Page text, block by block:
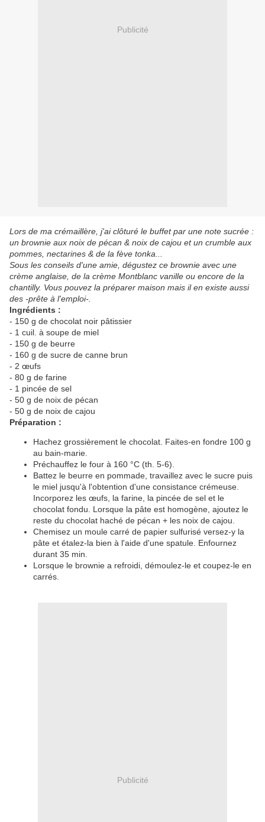
Publicité
Lors de ma crémaillère, j'ai clôturé le buffet par une note sucrée :
un brownie aux noix de pécan & noix de cajou et un crumble aux
pommes, nectarines & de la fève tonka...
Sous les conseils d'une amie, dégustez ce brownie avec une
crème anglaise, de la crème Montblanc vanille ou encore de la
chantilly. Vous pouvez la préparer maison mais il en existe aussi
des -prête à l'emploi-.
Ingrédients :
- 150 g de chocolat noir pâtissier
- 1 cuil. à soupe de miel
- 150 g de beurre
- 160 g de sucre de canne brun
- 2 œufs
- 80 g de farine
- 1 pincée de sel
- 50 g de noix de pécan
- 50 g de noix de cajou
Préparation :
Hachez grossièrement le chocolat. Faites-en fondre 100 g
au bain-marie.
Préchauffez le four à 160 °C (th. 5-6).
Battez le beurre en pommade, travaillez avec le sucre puis
le miel jusqu'à l'obtention d'une consistance crémeuse.
Incorporez les œufs, la farine, la pincée de sel et le
chocolat fondu. Lorsque la pâte est homogène, ajoutez le
reste du chocolat haché de pécan + les noix de cajou.
Chemisez un moule carré de papier sulfurisé versez-y la
pâte et étalez-la bien à l'aide d'une spatule. Enfournez
durant 35 min.
Lorsque le brownie a refroidi, démoulez-le et coupez-le en
carrés.
Publicité